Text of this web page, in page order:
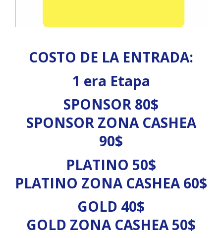
COSTO DE LA ENTRADA:
1 era Etapa
SPONSOR 80$
SPONSOR ZONA CASHEA
90$
PLATINO 50$
PLATINO ZONA CASHEA 60$
GOLD 40$
GOLD ZONA CASHEA 50$